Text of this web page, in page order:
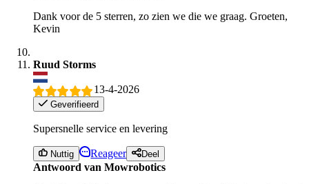
Dank voor de 5 sterren, zo zien we die we graag. Groeten,
Kevin
Ruud Storms
13-4-2026
Geverifieerd
Supersnelle service en levering
Nuttig Reageer Deel
Antwoord van Mowrobotics